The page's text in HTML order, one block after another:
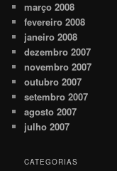
março 2008
fevereiro 2008
janeiro 2008
dezembro 2007
novembro 2007
outubro 2007
setembro 2007
agosto 2007
julho 2007
CATEGORIAS